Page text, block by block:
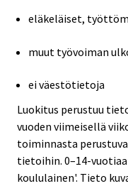
eläkeläiset,
muut työvoiman
ei väestötietoja
Luokitus perustuu
vuoden viimeisellä
toiminnasta
tietoihin. 0–14-
koululainen'. Tieto